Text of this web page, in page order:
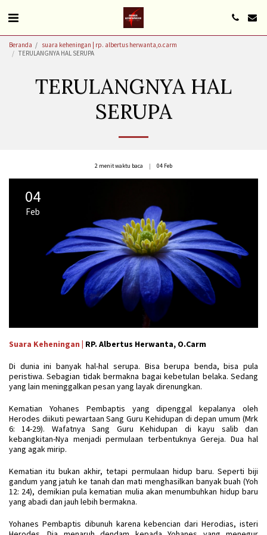
Beranda
suara keheningan | rp. albertus herwanta,o.carm
TERULANGNYA HAL SERUPA
TERULANGNYA HAL
SERUPA
2 menit waktu baca 04 Feb
04
Feb
Suara Keheningan | RP. Albertus Herwanta, O.Carm
Di dunia ini banyak hal-hal serupa. Bisa berupa benda, bisa pula
peristiwa. Sebagian tidak bermakna bagai kebetulan belaka. Sedang
yang lain meninggalkan pesan yang layak direnungkan.
Kematian Yohanes Pembaptis yang dipenggal kepalanya oleh
Herodes diikuti pewartaan Sang Guru Kehidupan di depan umum (Mrk
6: 14-29). Wafatnya Sang Guru Kehidupan di kayu salib dan
kebangkitan-Nya menjadi permulaan terbentuknya Gereja. Dua hal
yang agak mirip.
Kematian itu bukan akhir, tetapi permulaan hidup baru. Seperti biji
gandum yang jatuh ke tanah dan mati menghasilkan banyak buah (Yoh
12: 24), demikian pula kematian mulia akan menumbuhkan hidup baru
yang abadi dan jauh lebih bermakna.
Yohanes Pembaptis dibunuh karena kebencian dari Herodias, isteri